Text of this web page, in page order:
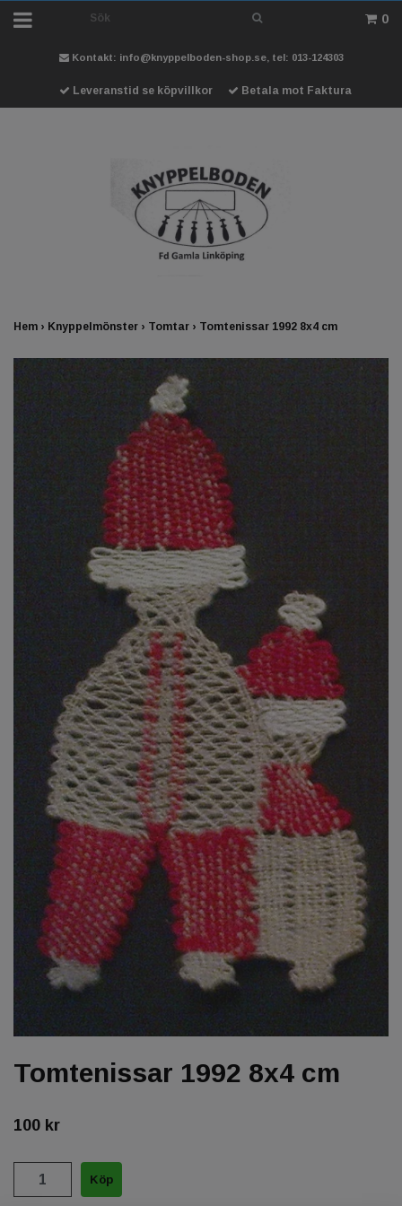
0
Kontakt: info@knyppelboden-shop.se, tel: 013-124303
Leveranstid se köpvillkor Betala mot Faktura
Hem › Knyppelmönster › Tomtar › Tomtenissar 1992 8x4 cm
Tomtenissar 1992 8x4 cm
100 kr